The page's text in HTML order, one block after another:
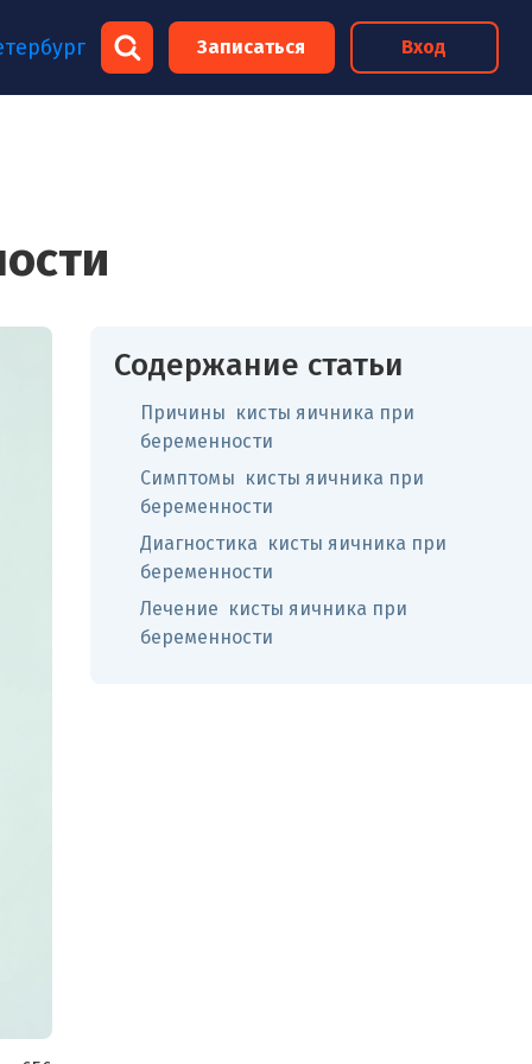
Записаться Вход
Содержание статьи
Причины кисты яичника при
беременности
Симптомы кисты яичника при
беременности
Диагностика кисты яичника при
беременности
Лечение кисты яичника при
беременности
×